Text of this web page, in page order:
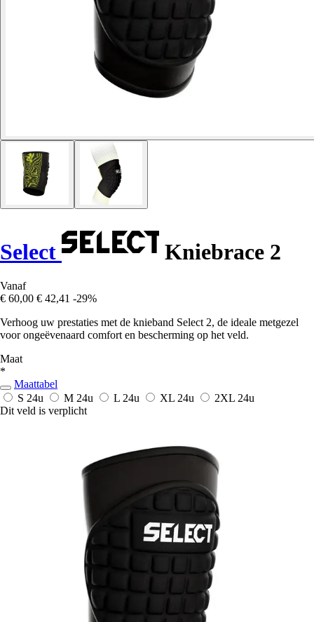
Select Kniebrace 2
Vanaf
€ 60,00 € 42,41 -29%
Verhoog uw prestaties met de knieband Select 2, de ideale metgezel
voor ongeëvenaard comfort en bescherming op het veld.
Maat
*
Maattabel
S 24u M 24u L 24u XL 24u 2XL 24u
Dit veld is verplicht